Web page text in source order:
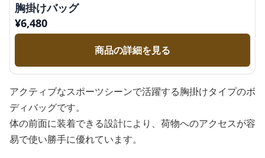
胸掛けバッグ
¥6,480
商品の詳細を見る
アクティブなスポーツシーンで活躍する胸掛けタイプのボ
ディバッグです。
体の前面に装着できる設計により、荷物へのアクセスが容
易で使い勝手に優れています。